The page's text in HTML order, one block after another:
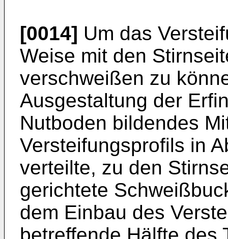
[0014] Um das
Weise mit den
verschweißen zu
Ausgestaltung der
Nutboden bildendes
Versteifungsprofils in
verteilte, zu den
gerichtete
dem Einbau des